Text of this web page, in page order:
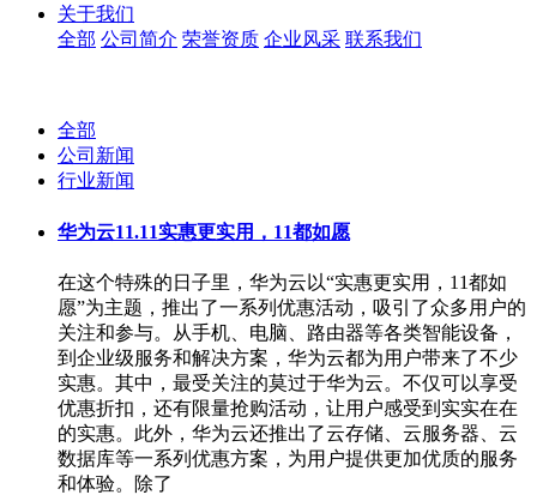
关于我们
全部 公司简介 荣誉资质 企业风采 联系我们
全部
公司新闻
行业新闻
华为云11.11实惠更实用，11都如愿
在这个特殊的日子里，华为云以“实惠更实用，11都如
愿”为主题，推出了一系列优惠活动，吸引了众多用户的
关注和参与。从手机、电脑、路由器等各类智能设备，
到企业级服务和解决方案，华为云都为用户带来了不少
实惠。其中，最受关注的莫过于华为云。不仅可以享受
优惠折扣，还有限量抢购活动，让用户感受到实实在在
的实惠。此外，华为云还推出了云存储、云服务器、云
数据库等一系列优惠方案，为用户提供更加优质的服务
和体验。除了